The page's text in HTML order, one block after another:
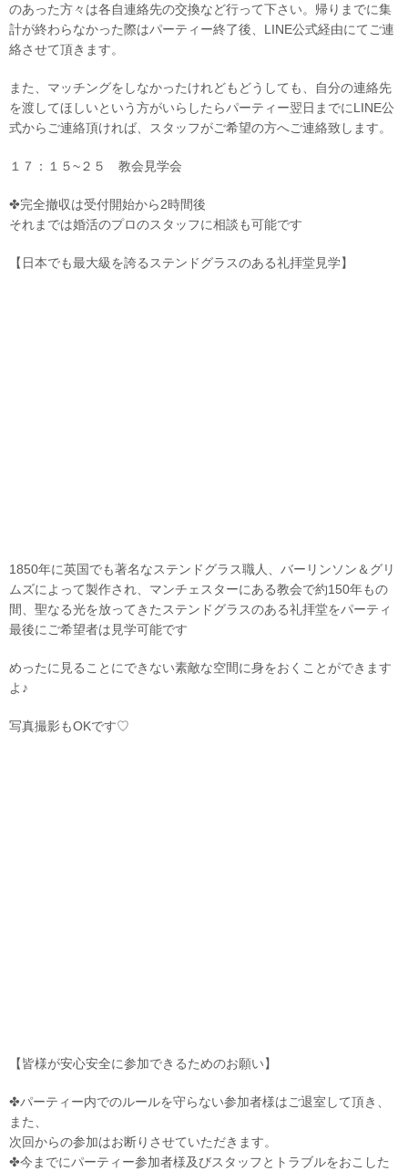
のあった方々は各自連絡先の交換など行って下さい。帰りまでに集
計が終わらなかった際はパーティー終了後、LINE公式経由にてご連
絡させて頂きます。
また、マッチングをしなかったけれどもどうしても、自分の連絡先
を渡してほしいという方がいらしたらパーティー翌日までにLINE公
式からご連絡頂ければ、スタッフがご希望の方へご連絡致します。
１７：１５~２５ 教会見学会
✤完全撤収は受付開始から2時間後
それまでは婚活のプロのスタッフに相談も可能です
【日本でも最大級を誇るステンドグラスのある礼拝堂見学】
1850年に英国でも著名なステンドグラス職人、バーリンソン＆グリ
ムズによって製作され、マンチェスターにある教会で約150年もの
間、聖なる光を放ってきたステンドグラスのある礼拝堂をパーティ
最後にご希望者は見学可能です
めったに見ることにできない素敵な空間に身をおくことができます
よ♪
写真撮影もOKです♡
【皆様が安心安全に参加できるためのお願い】
✤パーティー内でのルールを守らない参加者様はご退室して頂き、
また、
次回からの参加はお断りさせていただきます。
✤今までにパーティー参加者様及びスタッフとトラブルをおこした